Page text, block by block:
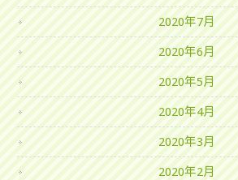
2020年7月
2020年6月
2020年5月
2020年4月
2020年3月
2020年2月